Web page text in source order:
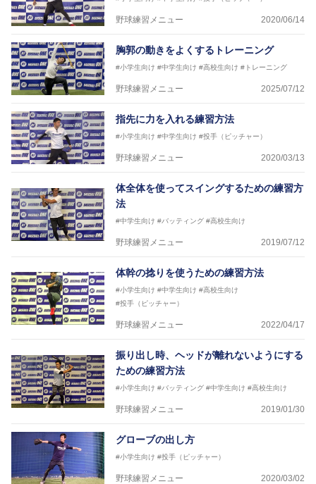
野球練習メニュー 2020/06/14
胸郭の動きをよくするトレーニング
#小学生向け #中学生向け #高校生向け #トレーニング
野球練習メニュー 2025/07/12
指先に力を入れる練習方法
#小学生向け #中学生向け #投手（ピッチャー）
野球練習メニュー 2020/03/13
体全体を使ってスイングするための練習方
法
#中学生向け #バッティング #高校生向け
野球練習メニュー 2019/07/12
体幹の捻りを使うための練習方法
#小学生向け #中学生向け #高校生向け
#投手（ピッチャー）
野球練習メニュー 2022/04/17
振り出し時、ヘッドが離れないようにする
ための練習方法
#小学生向け #バッティング #中学生向け #高校生向け
野球練習メニュー 2019/01/30
グローブの出し方
#小学生向け #投手（ピッチャー）
野球練習メニュー 2020/03/02